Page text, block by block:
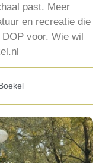
past. Meer
en recreatie die
voor. Wie wil